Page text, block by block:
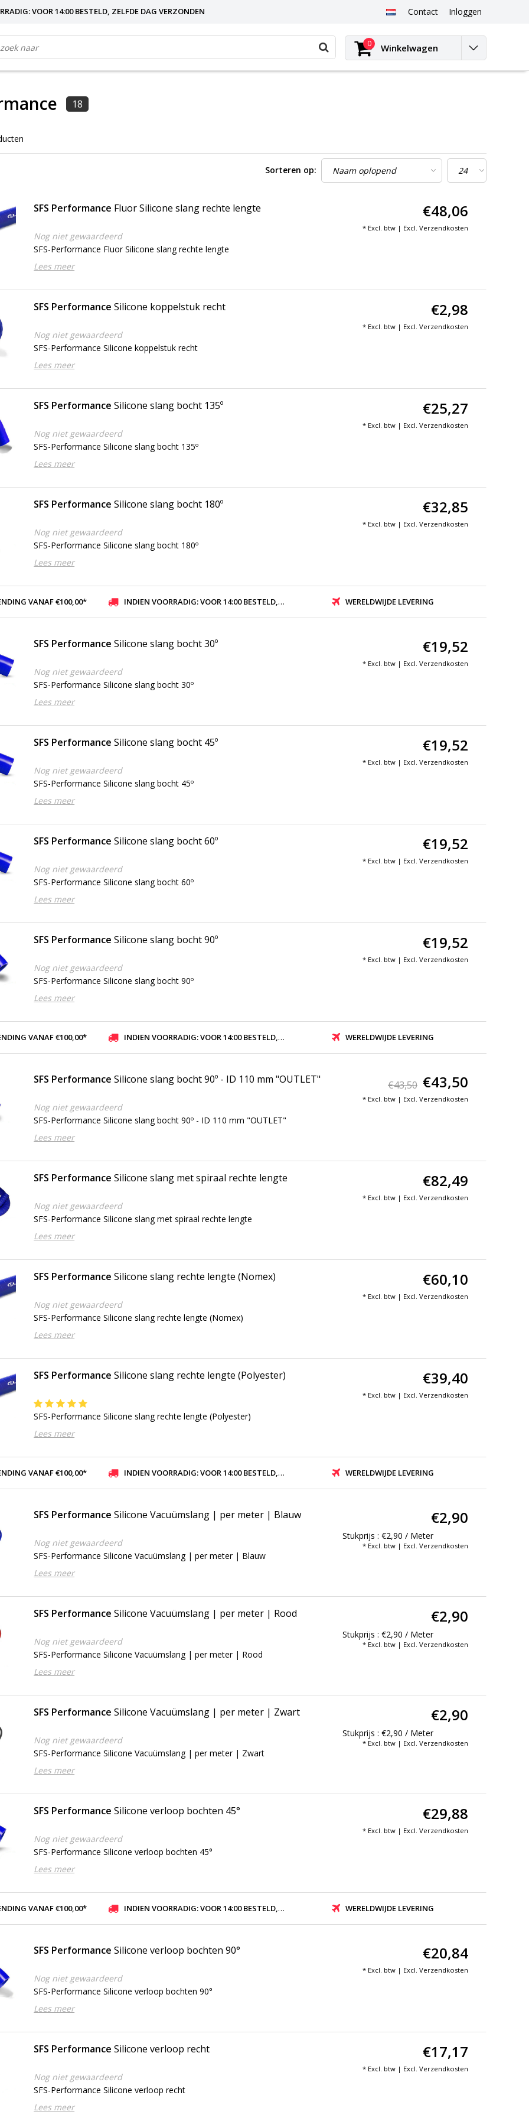
VOOR 14:00 BESTELD, ZELFDE DAG VERZONDEN Contact Inloggen
0 Winkelwagen
18
Sorteren op:
SFS Performance Fluor Silicone slang rechte lengte
Nog niet gewaardeerd
SFS-Performance Fluor Silicone slang rechte lengte
Lees meer
€48,06
* Excl. btw | Excl. Verzendkosten
SFS Performance Silicone koppelstuk recht
Nog niet gewaardeerd
SFS-Performance Silicone koppelstuk recht
Lees meer
€2,98
* Excl. btw | Excl. Verzendkosten
SFS Performance Silicone slang bocht 135º
Nog niet gewaardeerd
SFS-Performance Silicone slang bocht 135º
Lees meer
€25,27
* Excl. btw | Excl. Verzendkosten
SFS Performance Silicone slang bocht 180º
Nog niet gewaardeerd
SFS-Performance Silicone slang bocht 180º
Lees meer
€32,85
* Excl. btw | Excl. Verzendkosten
VANAF €100,00* INDIEN VOORRADIG: VOOR 14:00 BESTELD, ZELFDE DAG VERZONDEN WERELDWIJDE LEVERING
SFS Performance Silicone slang bocht 30º
Nog niet gewaardeerd
SFS-Performance Silicone slang bocht 30º
Lees meer
€19,52
* Excl. btw | Excl. Verzendkosten
SFS Performance Silicone slang bocht 45º
Nog niet gewaardeerd
SFS-Performance Silicone slang bocht 45º
Lees meer
€19,52
* Excl. btw | Excl. Verzendkosten
SFS Performance Silicone slang bocht 60º
Nog niet gewaardeerd
SFS-Performance Silicone slang bocht 60º
Lees meer
€19,52
* Excl. btw | Excl. Verzendkosten
SFS Performance Silicone slang bocht 90º
Nog niet gewaardeerd
SFS-Performance Silicone slang bocht 90º
Lees meer
€19,52
* Excl. btw | Excl. Verzendkosten
VANAF €100,00* INDIEN VOORRADIG: VOOR 14:00 BESTELD, ZELFDE DAG VERZONDEN WERELDWIJDE LEVERING
SFS Performance Silicone slang bocht 90º - ID 110 mm "OUTLET"
Nog niet gewaardeerd
SFS-Performance Silicone slang bocht 90º - ID 110 mm "OUTLET"
Lees meer
€43,50 €43,50
* Excl. btw | Excl. Verzendkosten
SFS Performance Silicone slang met spiraal rechte lengte
Nog niet gewaardeerd
SFS-Performance Silicone slang met spiraal rechte lengte
Lees meer
€82,49
* Excl. btw | Excl. Verzendkosten
SFS Performance Silicone slang rechte lengte (Nomex)
Nog niet gewaardeerd
SFS-Performance Silicone slang rechte lengte (Nomex)
Lees meer
€60,10
* Excl. btw | Excl. Verzendkosten
SFS Performance Silicone slang rechte lengte (Polyester)
SFS-Performance Silicone slang rechte lengte (Polyester)
Lees meer
€39,40
* Excl. btw | Excl. Verzendkosten
VANAF €100,00* INDIEN VOORRADIG: VOOR 14:00 BESTELD, ZELFDE DAG VERZONDEN WERELDWIJDE LEVERING
SFS Performance Silicone Vacuümslang | per meter | Blauw
Nog niet gewaardeerd
SFS-Performance Silicone Vacuümslang | per meter | Blauw
Lees meer
€2,90
Stukprijs : €2,90 / Meter
* Excl. btw | Excl. Verzendkosten
SFS Performance Silicone Vacuümslang | per meter | Rood
Nog niet gewaardeerd
SFS-Performance Silicone Vacuümslang | per meter | Rood
Lees meer
€2,90
Stukprijs : €2,90 / Meter
* Excl. btw | Excl. Verzendkosten
SFS Performance Silicone Vacuümslang | per meter | Zwart
Nog niet gewaardeerd
SFS-Performance Silicone Vacuümslang | per meter | Zwart
Lees meer
€2,90
Stukprijs : €2,90 / Meter
* Excl. btw | Excl. Verzendkosten
SFS Performance Silicone verloop bochten 45°
Nog niet gewaardeerd
SFS-Performance Silicone verloop bochten 45°
Lees meer
€29,88
* Excl. btw | Excl. Verzendkosten
VANAF €100,00* INDIEN VOORRADIG: VOOR 14:00 BESTELD, ZELFDE DAG VERZONDEN WERELDWIJDE LEVERING
SFS Performance Silicone verloop bochten 90°
Nog niet gewaardeerd
SFS-Performance Silicone verloop bochten 90°
Lees meer
€20,84
* Excl. btw | Excl. Verzendkosten
SFS Performance Silicone verloop recht
Nog niet gewaardeerd
SFS-Performance Silicone verloop recht
Lees meer
€17,17
* Excl. btw | Excl. Verzendkosten